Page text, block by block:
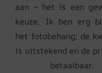
aan – het is een
keuze. Ik ben erg
het fotobehang; de
is uitstekend en de
betaalbaar.